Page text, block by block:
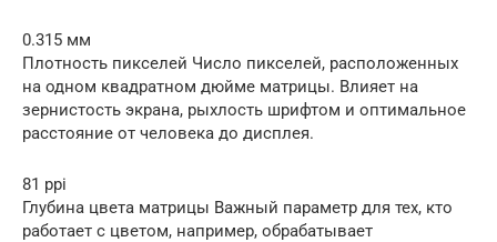
0.315 мм
Плотность пикселей Число пикселей, расположенных
на одном квадратном дюйме матрицы. Влияет на
зернистость экрана, рыхлость шрифтом и оптимальное
расстояние от человека до дисплея.
81 ppi
Глубина цвета матрицы Важный параметр для тех, кто
работает с цветом, например, обрабатывает